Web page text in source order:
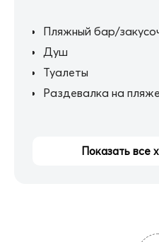
Пляжный бар/
Душ
Туалеты
Раздевалка на
Показать все